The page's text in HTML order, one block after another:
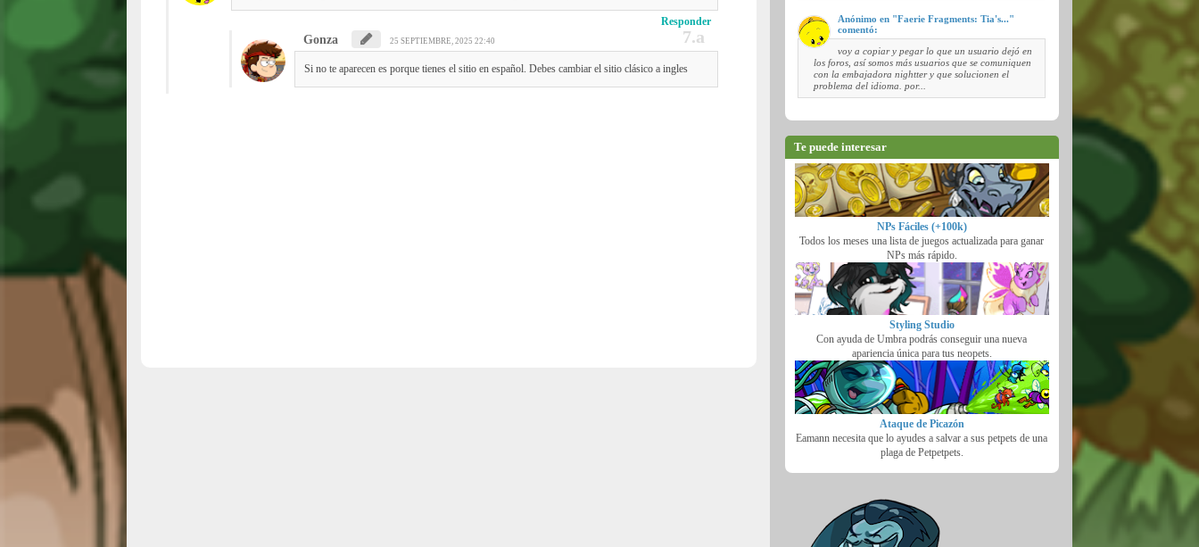
Responder
Gonza 25 SEPTIEMBRE, 2025 22:40
Si no te aparecen es porque tienes el sitio en español. Debes cambiar el sitio clásico a ingles
Anónimo en "Faerie Fragments: Tia's..."
comentó:
voy a copiar y pegar lo que un usuario dejó en
los foros, así somos más usuarios que se comuniquen
con la embajadora nightter y que solucionen el
problema del idioma. por...
Te puede interesar
NPs Fáciles (+100k)
Todos los meses una lista de juegos actualizada para ganar
NPs más rápido.
Styling Studio
Con ayuda de Umbra podrás conseguir una nueva
apariencia única para tus neopets.
Ataque de Picazón
Eamann necesita que lo ayudes a salvar a sus petpets de una
plaga de Petpetpets.